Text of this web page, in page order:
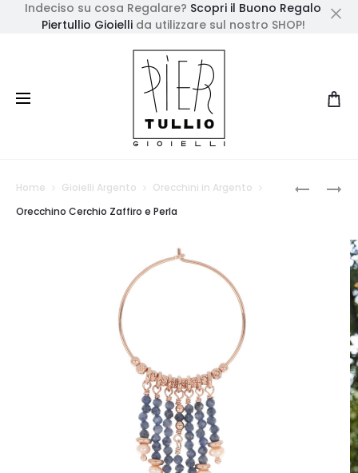
Indeciso su cosa Regalare? Scopri il Buono Regalo
Piertullio Gioiellida utilizzare sul nostro SHOP!
CERCHIO
ZAFFIRO
ANELLO
Home Gioielli Argento
Orecchini in Argento
Orecchino Cerchio Zaffiro e Perla